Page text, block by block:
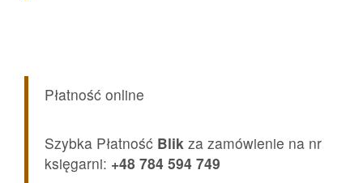
Płatność online
Szybka Płatność Blik za zamówienie na nr
księgarni: +48 784 594 749